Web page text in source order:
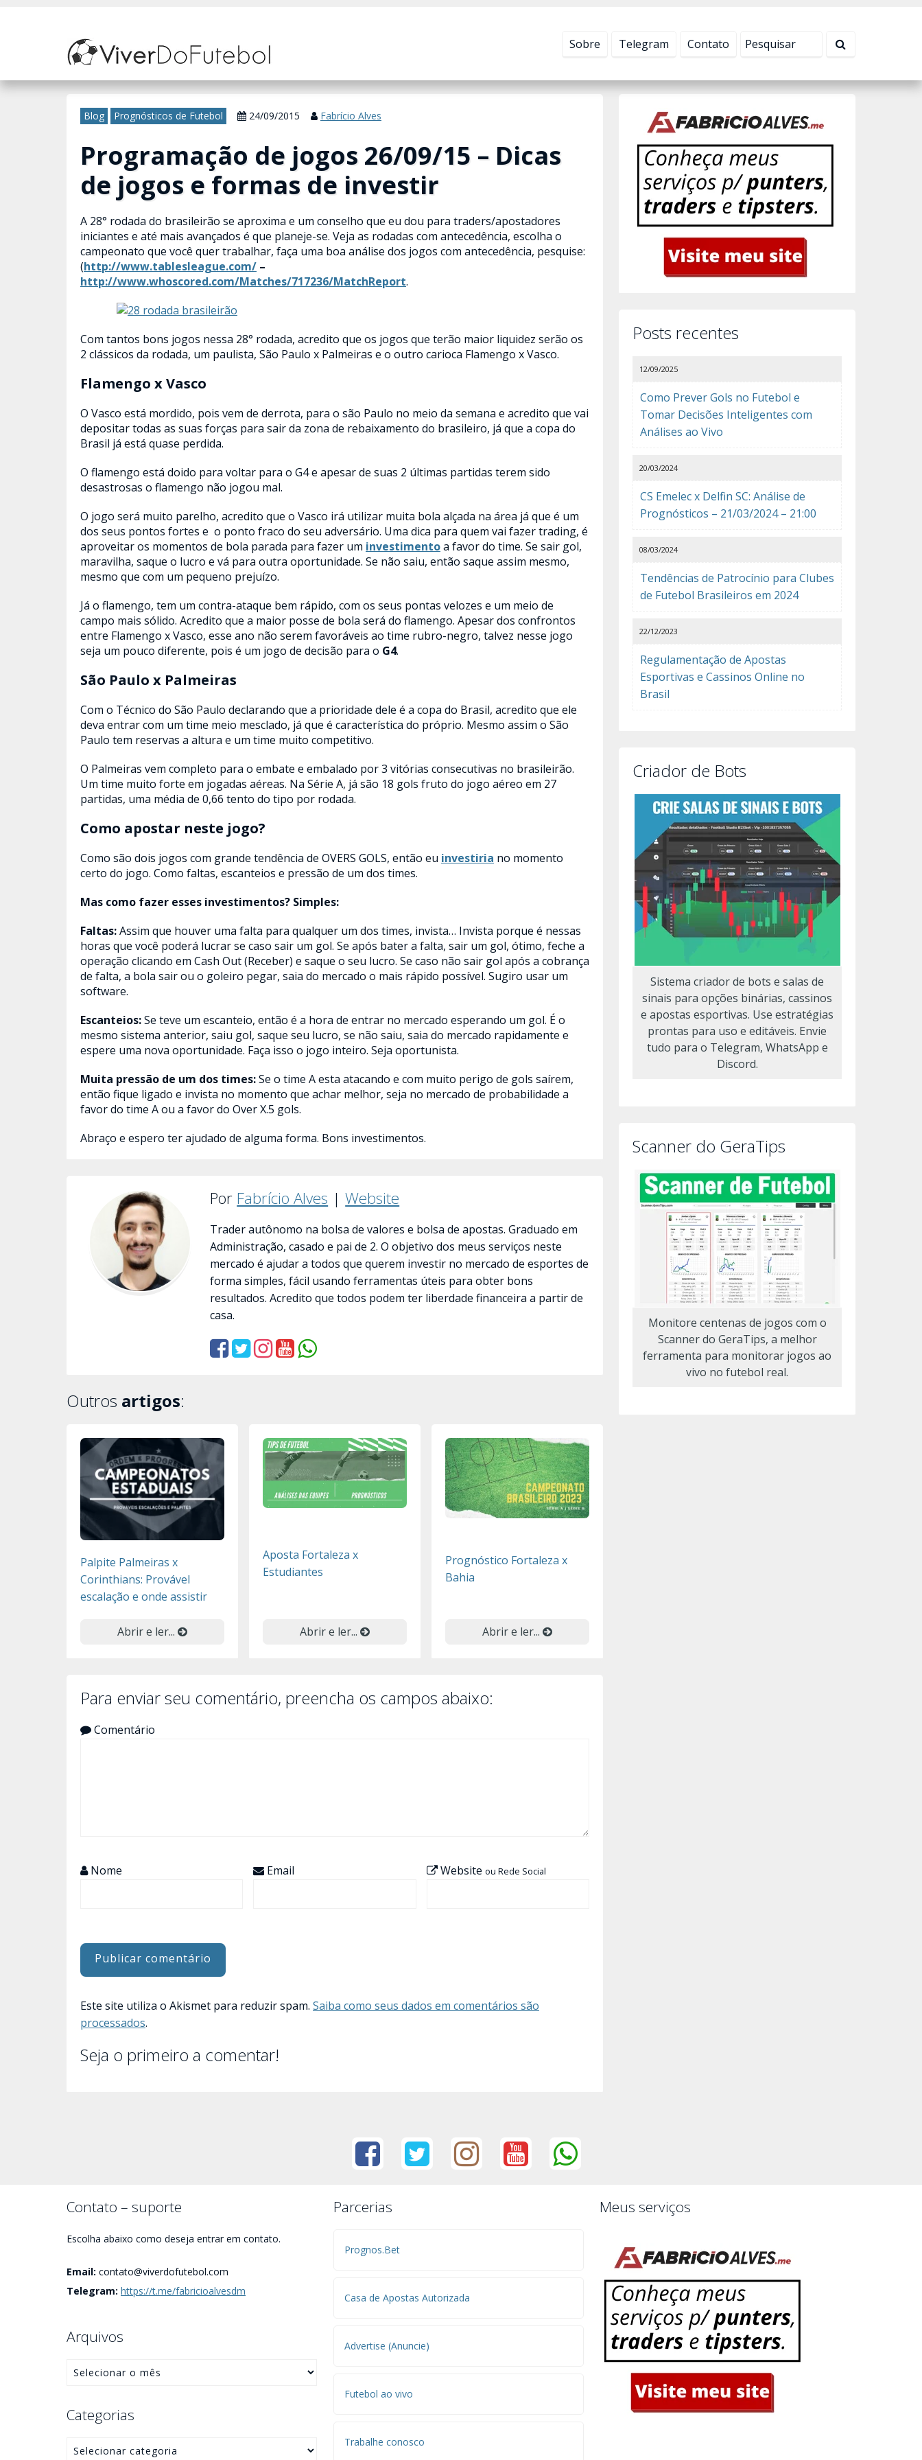
Sobre Telegram Contato
Blog Prognósticos de Futebol 24/09/2015 Fabrício Alves
Programação de jogos 26/09/15 – Dicas
de jogos e formas de investir
A 28° rodada do brasileirão se aproxima e um conselho que eu dou para traders/apostadores
iniciantes e até mais avançados é que planeje-se. Veja as rodadas com antecedência, escolha o
campeonato que você quer trabalhar, faça uma boa análise dos jogos com antecedência, pesquise:
(http://www.tablesleague.com/ –
http://www.whoscored.com/Matches/717236/MatchReport.
Com tantos bons jogos nessa 28° rodada, acredito que os jogos que terão maior liquidez serão os
2 clássicos da rodada, um paulista, São Paulo x Palmeiras e o outro carioca Flamengo x Vasco.
Flamengo x Vasco
O Vasco está mordido, pois vem de derrota, para o são Paulo no meio da semana e acredito que vai
depositar todas as suas forças para sair da zona de rebaixamento do brasileiro, já que a copa do
Brasil já está quase perdida.
O flamengo está doido para voltar para o G4 e apesar de suas 2 últimas partidas terem sido
desastrosas o flamengo não jogou mal.
O jogo será muito parelho, acredito que o Vasco irá utilizar muita bola alçada na área já que é um
dos seus pontos fortes e o ponto fraco do seu adversário. Uma dica para quem vai fazer trading, é
aproveitar os momentos de bola parada para fazer um investimentoa favor do time. Se sair gol,
maravilha, saque o lucro e vá para outra oportunidade. Se não saiu, então saque assim mesmo,
mesmo que com um pequeno prejuízo.
Já o flamengo, tem um contra-ataque bem rápido, com os seus pontas velozes e um meio de
campo mais sólido. Acredito que a maior posse de bola será do flamengo. Apesar dos confrontos
entre Flamengo x Vasco, esse ano não serem favoráveis ao time rubro-negro, talvez nesse jogo
seja um pouco diferente, pois é um jogo de decisão para o G4.
São Paulo x Palmeiras
Com o Técnico do São Paulo declarando que a prioridade dele é a copa do Brasil, acredito que ele
deva entrar com um time meio mesclado, já que é característica do próprio. Mesmo assim o São
Paulo tem reservas a altura e um time muito competitivo.
O Palmeiras vem completo para o embate e embalado por 3 vitórias consecutivas no brasileirão.
Um time muito forte em jogadas aéreas. Na Série A, já são 18 gols fruto do jogo aéreo em 27
partidas, uma média de 0,66 tento do tipo por rodada.
Como apostar neste jogo?
Como são dois jogos com grande tendência de OVERS GOLS, então eu investiria no momento
certo do jogo. Como faltas, escanteios e pressão de um dos times.
Mas como fazer esses investimentos? Simples:
Faltas:Assim que houver uma falta para qualquer um dos times, invista… Invista porque é nessas
horas que você poderá lucrar se caso sair um gol. Se após bater a falta, sair um gol, ótimo, feche a
operação clicando em Cash Out (Receber) e saque o seu lucro. Se caso não sair gol após a cobrança
de falta, a bola sair ou o goleiro pegar, saia do mercado o mais rápido possível. Sugiro usar um
software.
Escanteios:Se teve um escanteio, então é a hora de entrar no mercado esperando um gol. É o
mesmo sistema anterior, saiu gol, saque seu lucro, se não saiu, saia do mercado rapidamente e
espere uma nova oportunidade. Faça isso o jogo inteiro. Seja oportunista.
Muita pressão de um dos times:Se o time A esta atacando e com muito perigo de gols saírem,
então fique ligado e invista no momento que achar melhor, seja no mercado de probabilidade a
favor do time A ou a favor do Over X.5 gols.
Abraço e espero ter ajudado de alguma forma. Bons investimentos.
Por Fabrício Alves |Website
Trader autônomo na bolsa de valores e bolsa de apostas. Graduado em
Administração, casado e pai de 2. O objetivo dos meus serviços neste
mercado é ajudar a todos que querem investir no mercado de esportes de
forma simples, fácil usando ferramentas úteis para obter bons
resultados. Acredito que todos podem ter liberdade financeira a partir de
casa.
Outros artigos:
Palpite Palmeiras x
Corinthians: Provável
escalação e onde assistir
Abrir e ler...
Aposta Fortaleza x
Estudiantes
Abrir e ler...
Prognóstico Fortaleza x
Bahia
Abrir e ler...
Para enviar seu comentário, preencha os campos abaixo:
Comentário
Nome Email Website ou Rede Social
Este site utiliza o Akismet para reduzir spam. Saiba como seus dados em comentários são
processados.
Seja o primeiro a comentar!
Posts recentes
Como Prever Gols no Futebol e
Tomar Decisões Inteligentes com
Análises ao Vivo
12/09/2025
CS Emelec x Delfin SC: Análise de
Prognósticos – 21/03/2024 – 21:00
20/03/2024
Tendências de Patrocínio para Clubes
de Futebol Brasileiros em 2024
08/03/2024
Regulamentação de Apostas
Esportivas e Cassinos Online no
Brasil
22/12/2023
Criador de Bots
Sistema criador de bots e salas de
sinais para opções binárias, cassinos
e apostas esportivas. Use estratégias
prontas para uso e editáveis. Envie
tudo para o Telegram, WhatsApp e
Discord.
Scanner do GeraTips
Monitore centenas de jogos com o
Scanner do GeraTips, a melhor
ferramenta para monitorar jogos ao
vivo no futebol real.
Contato – suporte
Escolha abaixo como deseja entrar em contato.
Email: contato@viverdofutebol.com
Telegram: https://t.me/fabricioalvesdm
Arquivos
Categorias
Parcerias
Prognos.Bet
Casa de Apostas Autorizada
Advertise (Anuncie)
Futebol ao vivo
Trabalhe conosco
Meus serviços